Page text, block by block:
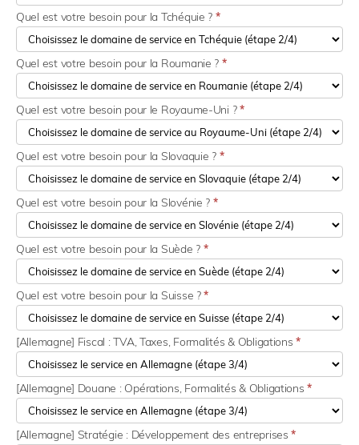
Quel est votre besoin pour la Tchéquie ? *
Quel est votre besoin pour la Roumanie ? *
Quel est votre besoin pour le Royaume-Uni ?*
Quel est votre besoin pour la Slovaquie ? *
Quel est votre besoin pour la Slovénie ? *
Quel est votre besoin pour la Suède ? *
Quel est votre besoin pour la Suisse ?*
[Allemagne] Fiscal : TVA, Taxes, Formalités & Obligations*
[Allemagne] Douane : Opérations, Formalités & Obligations*
[Allemagne] Stratégie : Développement des entreprises*